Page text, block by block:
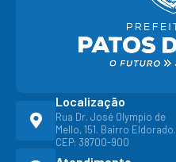
Localização
Rua Dr. José Olympio de
Mello, 151. Bairro Eldorado.
CEP: 38700-900